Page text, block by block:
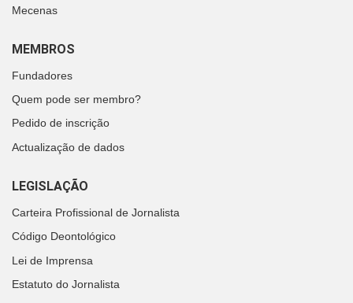
Mecenas
MEMBROS
Fundadores
Quem pode ser membro?
Pedido de inscrição
Actualização de dados
LEGISLAÇÃO
Carteira Profissional de Jornalista
Código Deontológico
Lei de Imprensa
Estatuto do Jornalista